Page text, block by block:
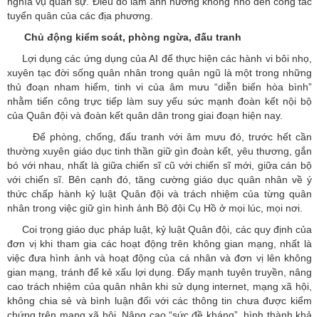
tuyển quân của các địa phương.
Chủ động kiểm soát, phòng ngừa, đấu tranh
Lợi dụng các ứng dụng của AI để thực hiện các hành vi bôi nhọ,
xuyên tạc đời sống quân nhân trong quân ngũ là một trong những
thủ đoạn nham hiểm, tinh vi của âm mưu “diễn biến hòa bình”
nhằm tiến công trực tiếp làm suy yếu sức mạnh đoàn kết nội bộ
của Quân đội và đoàn kết quân dân trong giai đoạn hiện nay.
Để phòng, chống, đấu tranh với âm mưu đó, trước hết cần
thường xuyên giáo dục tinh thần giữ gìn đoàn kết, yêu thương, gắn
bó với nhau, nhất là giữa chiến sĩ cũ với chiến sĩ mới, giữa cán bộ
với chiến sĩ. Bên cạnh đó, tăng cường giáo dục quân nhân về ý
thức chấp hành kỷ luật Quân đội và trách nhiệm của từng quân
nhân trong việc giữ gìn hình ảnh Bộ đội Cụ Hồ ở mọi lúc, mọi nơi.
Coi trọng giáo dục pháp luật, kỷ luật Quân đội, các quy định của
đơn vị khi tham gia các hoạt động trên không gian mạng, nhất là
việc đưa hình ảnh và hoạt động của cá nhân và đơn vị lên không
gian mạng, tránh để kẻ xấu lợi dụng. Đẩy mạnh tuyên truyền, nâng
cao trách nhiệm của quân nhân khi sử dụng internet, mạng xã hội,
không chia sẻ và bình luận đối với các thông tin chưa được kiểm